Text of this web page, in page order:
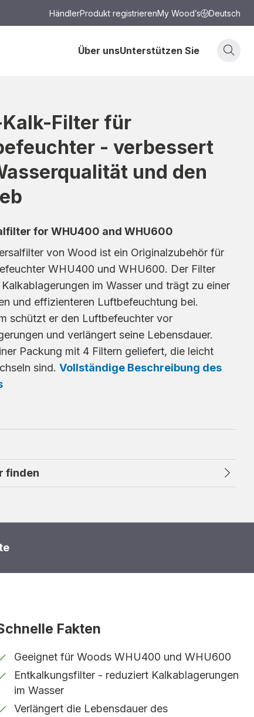
HändlerProdukt registrierenMy Wood’s Deutsch
Über unsUnterstützen Sie
Filter für
- verbessert
und den
for WHU400 and WHU600
von Wood ist ein Originalzubehör für
WHU400 und WHU600. Der Filter
im Wasser und trägt zu einer
und effizienteren Luftbefeuchtung bei.
schützt er den Luftbefeuchter vor
und verlängert seine Lebensdauer.
Packung mit 4 Filtern geliefert, die leicht
sind.Vollständige Beschreibung des
finden
Fakten
Geeignet für Woods WHU400 und WHU600
Entkalkungsfilter - reduziert Kalkablagerungen
im Wasser
Verlängert die Lebensdauer des